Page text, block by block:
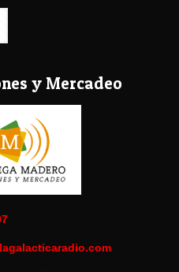
y Mercadeo